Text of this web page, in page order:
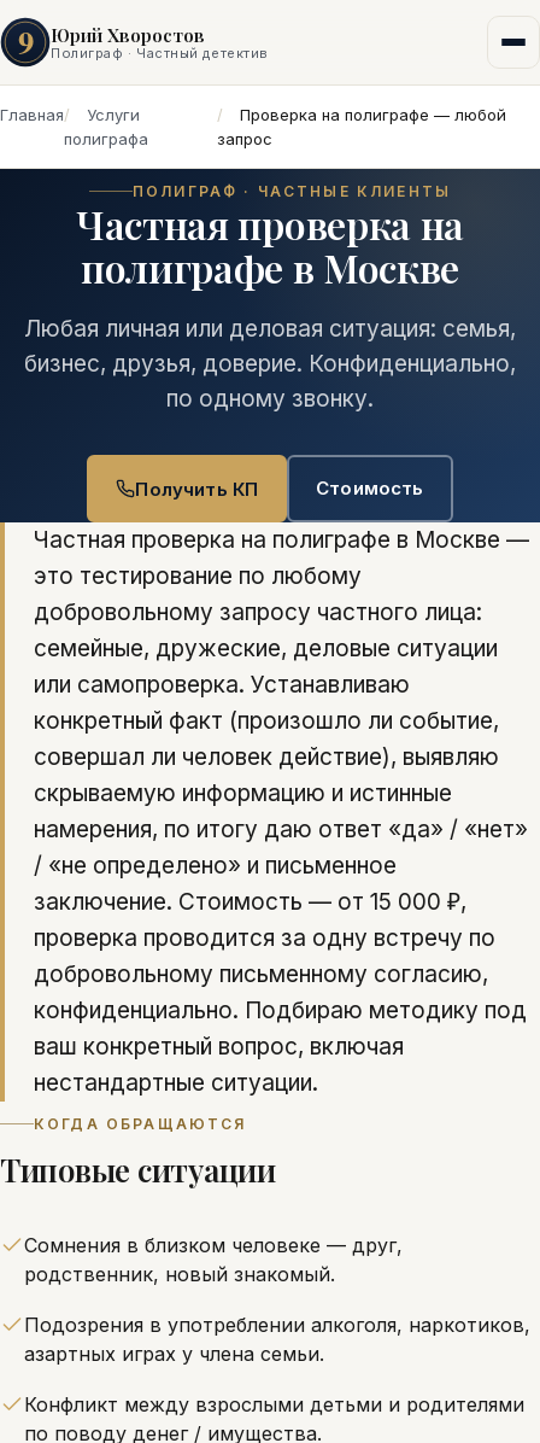
9 Юрий Хворостов
Полиграф · Частный детектив
Главная
Услуги
полиграфа
Проверка на полиграфе — любой
запрос
ПОЛИГРАФ · ЧАСТНЫЕ КЛИЕНТЫ
Частная проверка на
полиграфе в Москве
Любая личная или деловая ситуация: семья,
бизнес, друзья, доверие. Конфиденциально,
по одному звонку.
Получить КП Стоимость
Частная проверка на полиграфе в Москве —
это тестирование по любому
добровольному запросу частного лица:
семейные, дружеские, деловые ситуации
или самопроверка. Устанавливаю
конкретный факт (произошло ли событие,
совершал ли человек действие), выявляю
скрываемую информацию и истинные
намерения, по итогу даю ответ «да» / «нет»
/ «не определено» и письменное
заключение. Стоимость — от 15 000 ₽,
проверка проводится за одну встречу по
добровольному письменному согласию,
конфиденциально. Подбираю методику под
ваш конкретный вопрос, включая
нестандартные ситуации.
КОГДА ОБРАЩАЮТСЯ
Типовые ситуации
Сомнения в близком человеке — друг,
родственник, новый знакомый.
Подозрения в употреблении алкоголя, наркотиков,
азартных играх у члена семьи.
Конфликт между взрослыми детьми и родителями
по поводу денег / имущества.